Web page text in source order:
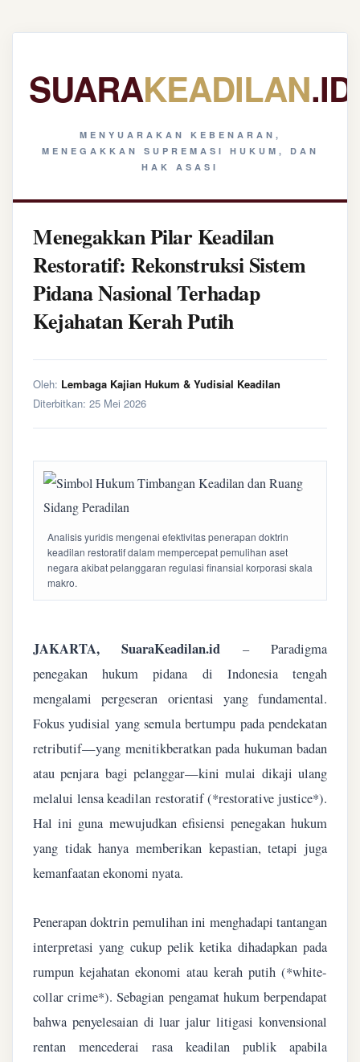
SUARAKEADILAN.ID
MENYUARAKAN KEBENARAN,
MENEGAKKAN SUPREMASI HUKUM, DAN
HAK ASASI
Menegakkan Pilar Keadilan
Restoratif: Rekonstruksi Sistem
Pidana Nasional Terhadap
Kejahatan Kerah Putih
Oleh: Lembaga Kajian Hukum & Yudisial Keadilan
Diterbitkan: 25 Mei 2026
Analisis yuridis mengenai efektivitas penerapan doktrin
keadilan restoratif dalam mempercepat pemulihan aset
negara akibat pelanggaran regulasi finansial korporasi skala
makro.
JAKARTA, SuaraKeadilan.id – Paradigma
penegakan hukum pidana di Indonesia tengah
mengalami pergeseran orientasi yang fundamental.
Fokus yudisial yang semula bertumpu pada pendekatan
retributif—yang menitikberatkan pada hukuman badan
atau penjara bagi pelanggar—kini mulai dikaji ulang
melalui lensa keadilan restoratif (*restorative justice*).
Hal ini guna mewujudkan efisiensi penegakan hukum
yang tidak hanya memberikan kepastian, tetapi juga
kemanfaatan ekonomi nyata.
Penerapan doktrin pemulihan ini menghadapi tantangan
interpretasi yang cukup pelik ketika dihadapkan pada
rumpun kejahatan ekonomi atau kerah putih (*white-
collar crime*). Sebagian pengamat hukum berpendapat
bahwa penyelesaian di luar jalur litigasi konvensional
rentan mencederai rasa keadilan publik apabila